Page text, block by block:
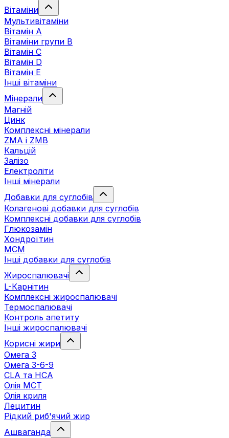
Вітаміни
Мультивітаміни
Вітамін А
Вітаміни групи В
Вітамін C
Вітамін D
Вітамін Е
Інші вітаміни
Мінерали
Магній
Цинк
Комплексні мінерали
ZMA і ZMB
Кальцій
Залізо
Електроліти
Інші мінерали
Добавки для суглобів
Колагенові добавки для суглобів
Комплексні добавки для суглобів
Глюкозамін
Хондроїтин
МСМ
Інші добавки для суглобів
Жироспалювачі
L-Карнітин
Комплексні жироспалювачі
Термоспалювачі
Контроль апетиту
Інші жироспалювачі
Корисні жири
Омега 3
Омега 3-6-9
CLA та HCA
Олія МСТ
Олія криля
Лецитин
Рідкий риб'ячий жир
Ашваганда